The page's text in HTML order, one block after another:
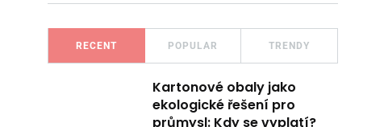
RECENT POPULAR TRENDY
Kartonové obaly jako
ekologické řešení pro
průmysl: Kdy se vyplatí?